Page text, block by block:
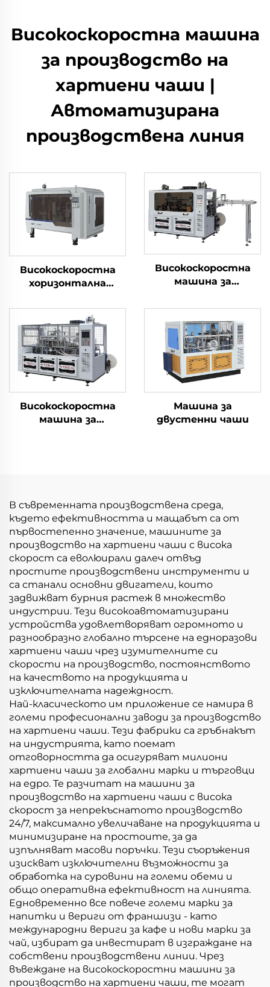
Високоскоростна машина
за производство на
хартиени чаши |
Автоматизирана
производствена линия
Високоскоростна
хоризонтална
производство на
хартиени чаши 3 в 1
Високоскоростна
машина за
хартиени чаши
Високоскоростна
машина за
Машина за
двустенни чаши
В съвременната производствена среда,
където ефективността и мащабът са от
първостепенно значение, машините за
производство на хартиени чаши с висока
скорост са еволюирали далеч отвъд
простите производствени инструменти и
са станали основни двигатели, които
задвижват бурния растеж в множество
индустрии. Тези високоавтоматизирани
устройства удовлетворяват огромното и
разнообразно глобално търсене на едноразови
хартиени чаши чрез изумителните си
скорости на производство, постоянството
на качеството на продукцията и
изключителната надеждност.
Най-класическото им приложение се намира в
големи професионални заводи за производство
на хартиени чаши. Тези фабрики са гръбнакът
на индустрията, като поемат
отговорността да осигуряват милиони
хартиени чаши за глобални марки и търговци
на едро. Те разчитат на машини за
производство на хартиени чаши с висока
скорост за непрекъснатото производство
24/7, максимално увеличаване на продукцията и
минимизиране на простоите, за да
изпълняват масови поръчки. Тези съоръжения
изискват изключителни възможности за
обработка на суровини на големи обеми и
общо оперативна ефективност на линията.
Едновременно все повече големи марки за
напитки и вериги от франшизи - като
международни вериги за кафе и нови марки за
чай, избират да инвестират в изграждане на
собствени производствени линии. Чрез
въвеждане на високоскоростни машини за
производство на хартиени чаши, те могат